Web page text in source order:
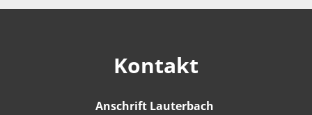
Kontakt
Anschrift Lauterbach